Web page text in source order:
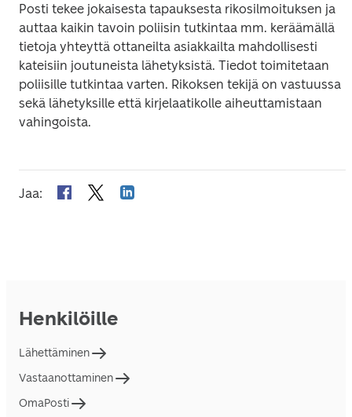
Posti tekee jokaisesta tapauksesta rikosilmoituksen ja
auttaa kaikin tavoin poliisin tutkintaa mm. keräämällä
tietoja yhteyttä ottaneilta asiakkailta mahdollisesti
kateisiin joutuneista lähetyksistä. Tiedot toimitetaan
poliisille tutkintaa varten. Rikoksen tekijä on vastuussa
sekä lähetyksille että kirjelaatikolle aiheuttamistaan
vahingoista.
Jaa:
Henkilöille
Lähettäminen
Vastaanottaminen
OmaPosti